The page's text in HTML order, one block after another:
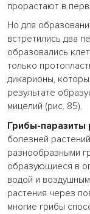
прорастают в
Но для
встретились два
образовались
только
дикарионы,
результате
мицелий (рис. 85).
Грибы-паразиты
болезней
разнообразными
образующиеся в
водой и
растения через
многие грибы